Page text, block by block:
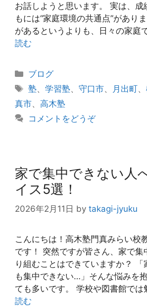
お話しようと思います。 実は、成
もには“家庭環境の共通点”があり
があるというよりも、日々の家庭
読む
カ
テ
リ
ー
ブログ
タ
グ
塾、学習塾、守口市、 月出町、
真市、 高木塾
コメントをどうぞ
家で集中できない人
イス5選！
2026年2月11日 by takagi-jyuku
こんにちは！高木塾門真みらい校
です！ 突然ですが皆さん、家で集
り組むことはできていますか？ 「
も集中できない…」そんな悩みを
ても多いです。 学校や図書館で
読む